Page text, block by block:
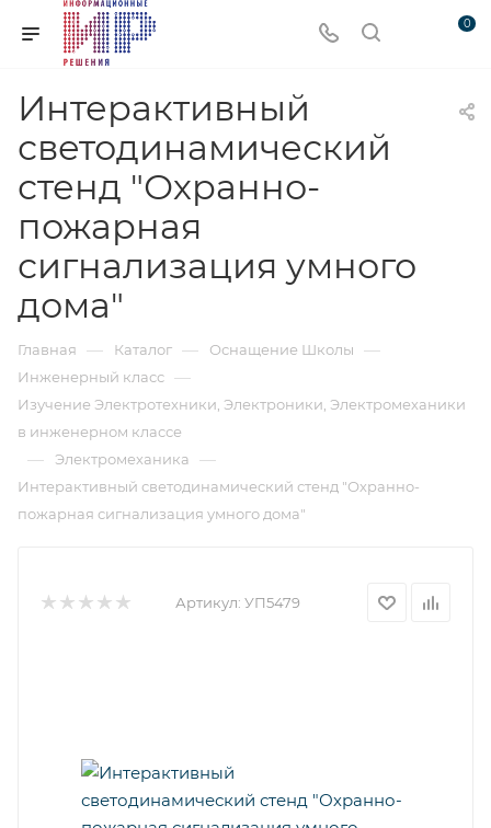
0
Интерактивный
светодинамический
стенд "Охранно-
пожарная
сигнализация умного
дома"
Главная — Каталог — Оснащение Школы —
Инженерный класс —
Изучение Электротехники, Электроники, Электромеханики
в инженерном классе
— Электромеханика —
Интерактивный светодинамический стенд "Охранно-
пожарная сигнализация умного дома"
Артикул: УП5479